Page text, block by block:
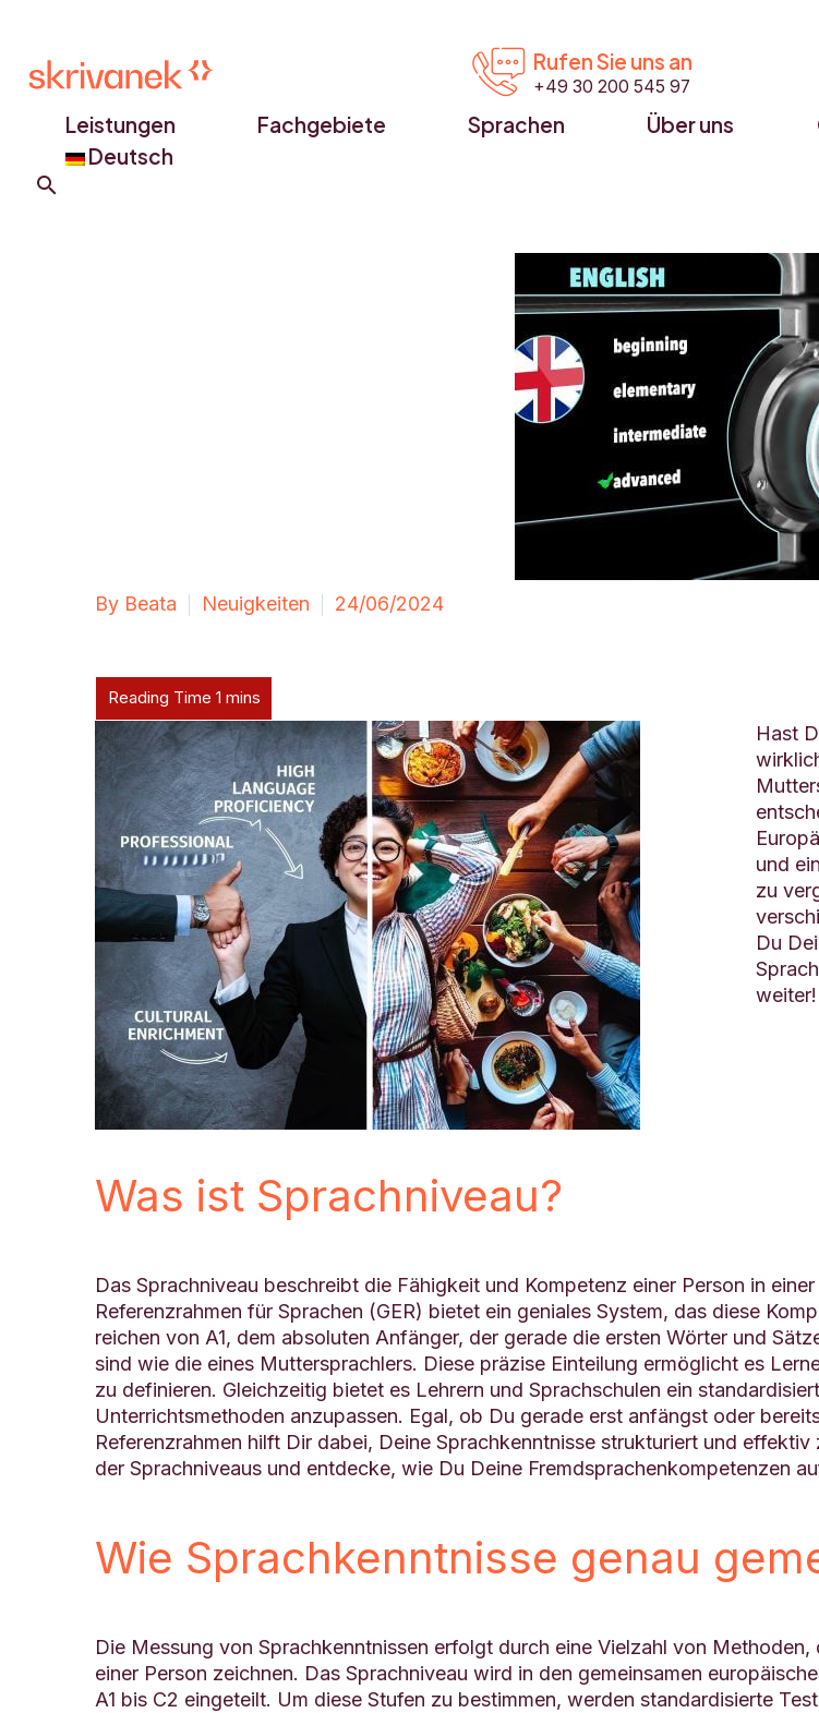

 Rufen Sie uns an
+49 30 200 545 97
Leistungen Fachgebiete Sprachen Über uns
Deutsch
By Beata Neuigkeiten 24/06/2024
Hast
und
zu
Du
weiter!
Was ist Sprachniveau?
Das Sprachniveau beschreibt die Fähigkeit und Kompetenz einer Person in
Referenzrahmen für Sprachen (GER) bietet ein geniales System, das diese
reichen von A1, dem absoluten Anfänger, der gerade die ersten Wörter und
sind wie die eines Muttersprachlers. Diese präzise Einteilung ermöglicht es
zu definieren. Gleichzeitig bietet es Lehrern und Sprachschulen ein
Unterrichtsmethoden anzupassen. Egal, ob Du gerade erst anfängst oder
Referenzrahmen hilft Dir dabei, Deine Sprachkenntnisse strukturiert und
der Sprachniveaus und entdecke, wie Du Deine Fremdsprachenkompetenzen
Wie Sprachkenntnisse genau
Die Messung von Sprachkenntnissen erfolgt durch eine Vielzahl von
einer Person zeichnen. Das Sprachniveau wird in den gemeinsamen
A1 bis C2 eingeteilt. Um diese Stufen zu bestimmen, werden standardisierte